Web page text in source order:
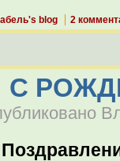
blog 2
С